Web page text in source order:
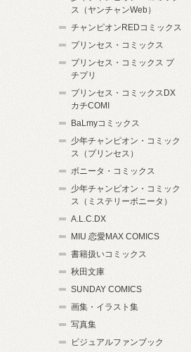
ス（ヤンチャンWeb）
チャンピオンREDコミックス
プリンセス・コミックス
プリンセス・コミックス プ
チプリ
プリンセス・コミックスDX
カチCOMI
BaLmyコミックス
少年チャンピオン・コミック
ス（プリンセス）
ボニータ・コミックス
少年チャンピオン・コミック
ス（ミステリーボニータ）
A.L.C.DX
MIU 恋愛MAX COMICS
書籍扱いコミックス
秋田文庫
SUNDAY COMICS
画集・イラスト集
写真集
ビジュアルファンブック